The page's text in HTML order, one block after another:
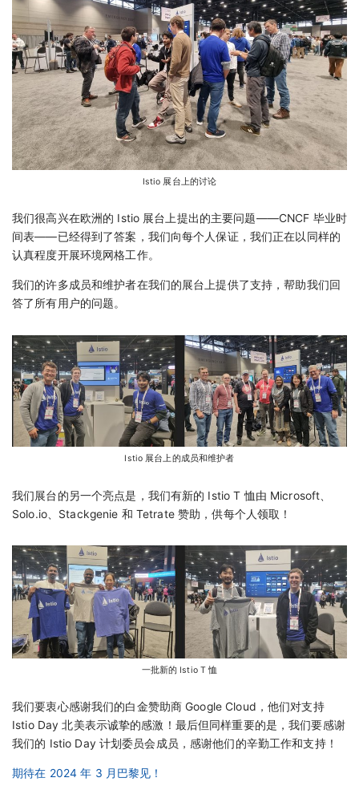
Istio 展台上的讨论
我们很高兴在欧洲的 Istio 展台上提出的主要问题——CNCF 毕业时
间表——已经得到了答案，我们向每个人保证，我们正在以同样的
认真程度开展环境网格工作。
我们的许多成员和维护者在我们的展台上提供了支持，帮助我们回
答了所有用户的问题。
Istio 展台上的成员和维护者
我们展台的另一个亮点是，我们有新的 Istio T 恤由 Microsoft、
Solo.io、Stackgenie 和 Tetrate 赞助，供每个人领取！
一批新的 Istio T 恤
我们要衷心感谢我们的白金赞助商 Google Cloud，他们对支持
Istio Day 北美表示诚挚的感激！最后但同样重要的是，我们要感谢
我们的 Istio Day 计划委员会成员，感谢他们的辛勤工作和支持！
期待在 2024 年 3 月巴黎见！